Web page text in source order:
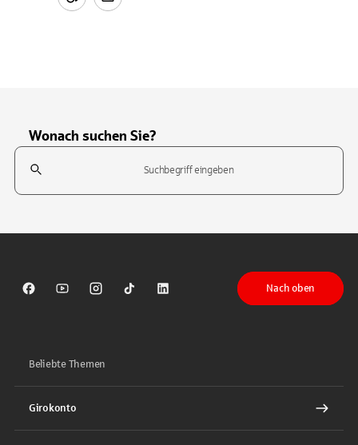
Wonach suchen Sie?
Suchfeld
Sparkasse auf Facebook
Sparkasse auf Youtube
Sparkasse auf Instagram
Sparkasse auf TikTok
Sparkasse auf LinkedIn
Nach oben
Beliebte Themen
Girokonto